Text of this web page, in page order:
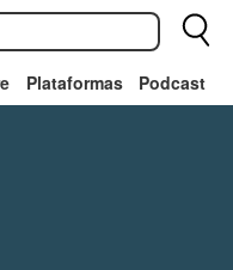
Plataformas Podcast